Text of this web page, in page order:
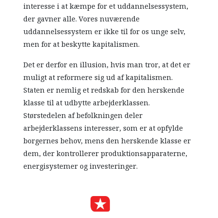
interesse i at kæmpe for et uddannelsessystem,
der gavner alle. Vores nuværende
uddannelsessystem er ikke til for os unge selv,
men for at beskytte kapitalismen.
Det er derfor en illusion, hvis man tror, at det er
muligt at reformere sig ud af kapitalismen.
Staten er nemlig et redskab for den herskende
klasse til at udbytte arbejderklassen.
Størstedelen af befolkningen deler
arbejderklassens interesser, som er at opfylde
borgernes behov, mens den herskende klasse er
dem, der kontrollerer produktionsapparaterne,
energisystemer og investeringer.